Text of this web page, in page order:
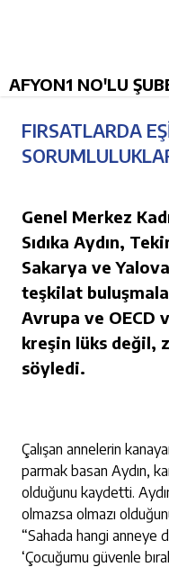
AFYON1 NO'LU
FIRSATLARDA
Genel Merkez
Sıdıka Aydın,
Sakarya ve
teşkilat
Avrupa ve OECD
kreşin lüks değil,
söyledi.
Çalışan annelerin
parmak basan Aydın,
olduğunu kaydetti.
olmazsa olmazı
“Sahada hangi anneye
‘Çocuğumu güvenle